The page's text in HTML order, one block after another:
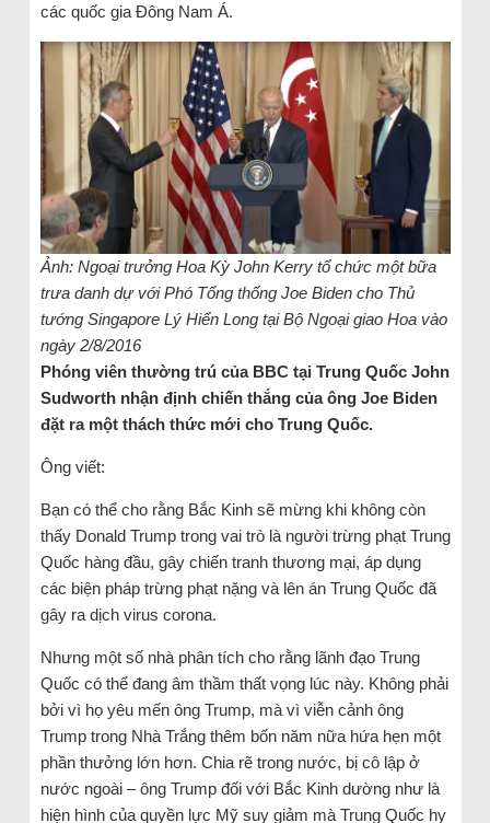
các quốc gia Đông Nam Á.
Ảnh: Ngoại trưởng Hoa Kỳ John Kerry tổ chức một bữa
trưa danh dự với Phó Tổng thống Joe Biden cho Thủ
tướng Singapore Lý Hiển Long tại Bộ Ngoại giao Hoa vào
ngày 2/8/2016
Phóng viên thường trú của BBC tại Trung Quốc John
Sudworth nhận định chiến thắng của ông Joe Biden
đặt ra một thách thức mới cho Trung Quốc.
Ông viết:
Bạn có thể cho rằng Bắc Kinh sẽ mừng khi không còn
thấy Donald Trump trong vai trò là người trừng phạt Trung
Quốc hàng đầu, gây chiến tranh thương mại, áp dụng
các biện pháp trừng phạt nặng và lên án Trung Quốc đã
gây ra dịch virus corona.
Nhưng một số nhà phân tích cho rằng lãnh đạo Trung
Quốc có thể đang âm thầm thất vọng lúc này. Không phải
bởi vì họ yêu mến ông Trump, mà vì viễn cảnh ông
Trump trong Nhà Trắng thêm bốn năm nữa hứa hẹn một
phần thưởng lớn hơn. Chia rẽ trong nước, bị cô lập ở
nước ngoài – ông Trump đối với Bắc Kinh dường như là
hiện hình của quyền lực Mỹ suy giảm mà Trung Quốc hy